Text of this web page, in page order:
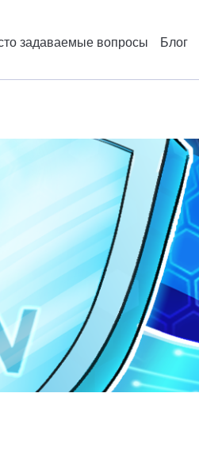
задаваемые вопросы Блог